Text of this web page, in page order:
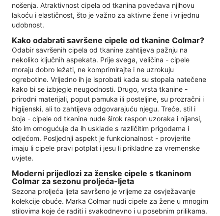
nošenja. Atraktivnost cipela od tkanina povećava njihovu
lakoću i elastičnost, što je važno za aktivne žene i vrijednu
udobnost.
Kako odabrati savršene cipele od tkanine Colmar?
Odabir savršenih cipela od tkanine zahtijeva pažnju na
nekoliko ključnih aspekata. Prije svega, veličina - cipele
moraju dobro ležati, ne komprimirajte i ne uzrokuju
ogrebotine. Vrijedno ih je isprobati kada su stopala natečene
kako bi se izbjegle neugodnosti. Drugo, vrsta tkanine -
prirodni materijali, poput pamuka ili posteljine, su prozračni i
higijenski, ali to zahtijeva odgovarajuću njegu. Treće, stil i
boja - cipele od tkanina nude širok raspon uzoraka i nijansi,
što im omogućuje da ih usklade s različitim prigodama i
odjećom. Posljednji aspekt je funkcionalnost - provjerite
imaju li cipele pravi potplat i jesu li prikladne za vremenske
uvjete.
Moderni prijedlozi za ženske cipele s tkaninom
Colmar za sezonu proljeća-ljeta
Sezona proljeća ljeta savršeno je vrijeme za osvježavanje
kolekcije obuće. Marka Colmar nudi cipele za žene u mnogim
stilovima koje će raditi i svakodnevno i u posebnim prilikama.